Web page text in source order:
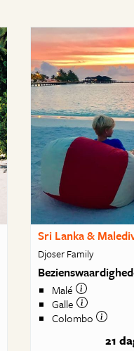
Sri Lanka &
Djoser Family
Malé
Galle
Colombo
21